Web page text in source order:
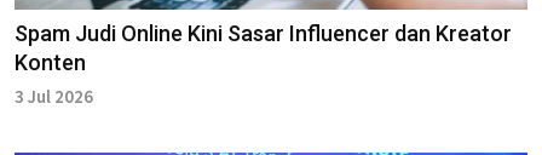
Spam Judi Online Kini Sasar Influencer dan Kreator
Konten
3 Jul 2026